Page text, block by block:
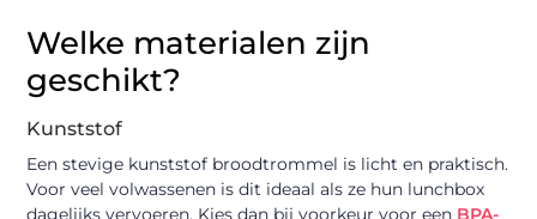
Welke materialen zijn
geschikt?
Kunststof
Een stevige kunststof broodtrommel is licht en praktisch.
Voor veel volwassenen is dit ideaal als ze hun lunchbox
dagelijks vervoeren. Kies dan bij voorkeur voor een BPA-